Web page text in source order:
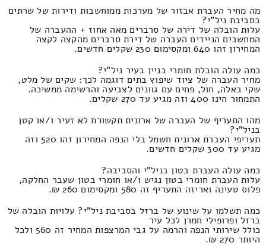
מה מחיר העברת אבזור של מערכות ממוחשבות ודירות של שרתים
בסביבת ניל"י?
עלות הובלה של דירה של סרברים מאה אחוז + ההעברה של
המחשבים הניידים העברה של דירת סרברים מהקצה לקצה
המחירון זהו 640 ומקסימום 230 שקלים חדשים.
כמה עולה הובלת חומרי בניין בעיר ניל"י?
מחיר העברה של ציוד שיפוץ בתים דוגמה לכך: שקים של מלט,
שקי באלה, חול, פחים עם גוונים לצביעה והרשימה ממשיכה.
התמחור הינו 400 וזה מגיע עד 270 שקלים.
מהו התעריף של העברה של ארונית תקשורת לא זעיר ו/או קטן
בניל"י?
תעריפי העברת ארונית חשמל בלי הנפה המחירון זהו 520 וזה
מגיע עד 300 שקלים חדשים.
כמה עולה העברת בטון בניל"י והסביבה?
עלות העברת חומרי בטון נגיש ו/או חומרי בטון שעבר החלקה,
פלוס טעינה ואריזה התעריף זה 580 ומקסימום 260 ₪.
כמה תשלמו על שינוע של ברזל בסביבת ניל"י? עלויות הובלה של
ברזל ופרופילי חמרן לכל עיר
כולל שירותי הנפה והרמה על גבי המרצפות המחיר זה 560 ולכל
היותר 270 ₪.